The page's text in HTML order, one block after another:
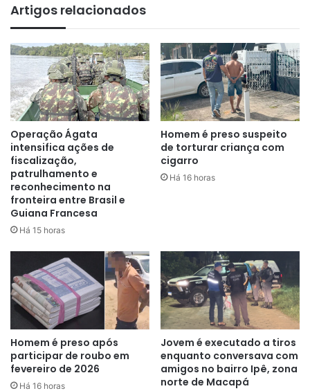
De acordo com as primeiras informações repassadas pelo
capitão Freitas, do Corpo de Bombeiros Militar do Amapá
(CBM-AP), a suspeita é que o incêndio tenha iniciado por
um possível curto-circuito.
Artigos relacionados
Operação Ágata
intensifica ações de
fiscalização,
patrulhamento e
reconhecimento na
fronteira entre Brasil e
Guiana Francesa
Há 15 horas
Homem é preso suspeito
de torturar criança com
cigarro
Há 16 horas
Homem é preso após
participar de roubo em
fevereiro de 2026
Há 16 horas
Jovem é executado a tiros
enquanto conversava com
amigos no bairro Ipê, zona
norte de Macapá